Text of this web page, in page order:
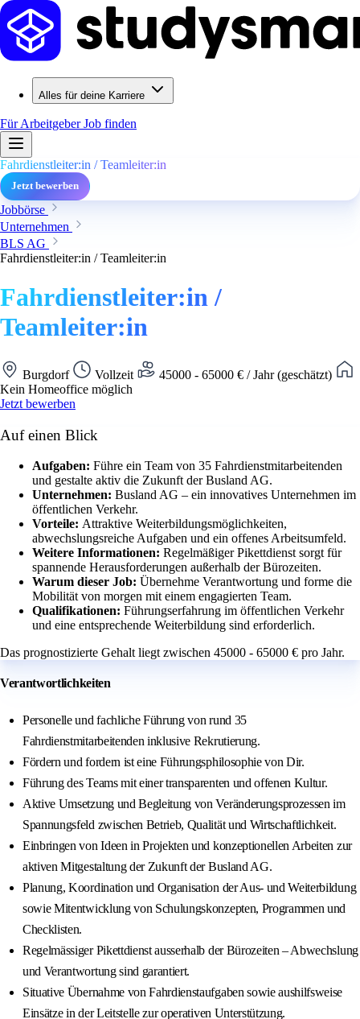
Alles für deine Karriere
Für ArbeitgeberJob finden
Fahrdienstleiter:in / Teamleiter:in
Jetzt bewerben
Jobbörse
Unternehmen
BLS AG
Fahrdienstleiter:in / Teamleiter:in
Fahrdienstleiter:in /
Teamleiter:in
Burgdorf Vollzeit
45000 - 65000 € / Jahr (geschätzt)
Kein Homeoffice möglich
Jetzt bewerben
Auf einen Blick
Aufgaben: Führe ein Team von 35 Fahrdienstmitarbeitenden
und gestalte aktiv die Zukunft der Busland AG.
Unternehmen: Busland AG – ein innovatives Unternehmen im
öffentlichen Verkehr.
Vorteile: Attraktive Weiterbildungsmöglichkeiten,
abwechslungsreiche Aufgaben und ein offenes Arbeitsumfeld.
Weitere Informationen: Regelmäßiger Pikettdienst sorgt für
spannende Herausforderungen außerhalb der Bürozeiten.
Warum dieser Job: Übernehme Verantwortung und forme die
Mobilität von morgen mit einem engagierten Team.
Qualifikationen: Führungserfahrung im öffentlichen Verkehr
und eine entsprechende Weiterbildung sind erforderlich.
Das prognostizierte Gehalt liegt zwischen 45000 - 65000 € pro Jahr.
Verantwortlichkeiten
Personelle und fachliche Führung von rund 35
Fahrdienstmitarbeitenden inklusive Rekrutierung.
Fördern und fordern ist eine Führungsphilosophie von Dir.
Führung des Teams mit einer transparenten und offenen Kultur.
Aktive Umsetzung und Begleitung von Veränderungsprozessen im
Spannungsfeld zwischen Betrieb, Qualität und Wirtschaftlichkeit.
Einbringen von Ideen in Projekten und konzeptionellen Arbeiten zur
aktiven Mitgestaltung der Zukunft der Busland AG.
Planung, Koordination und Organisation der Aus- und Weiterbildung
sowie Mitentwicklung von Schulungskonzepten, Programmen und
Checklisten.
Regelmässiger Pikettdienst ausserhalb der Bürozeiten – Abwechslung
und Verantwortung sind garantiert.
Situative Übernahme von Fahrdienstaufgaben sowie aushilfsweise
Einsätze in der Leitstelle zur operativen Unterstützung.